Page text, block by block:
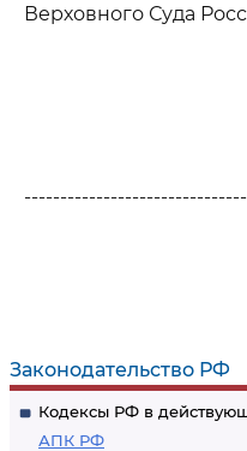
Законодательство РФ
Кодексы РФ в
АПК РФ
Верховного Суда